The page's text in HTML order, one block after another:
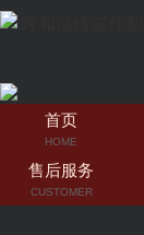
首页
HOME
售后服务
CUSTOMER